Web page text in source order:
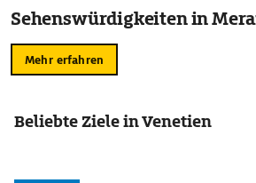
Sehenswürdigkeiten in
Mehr erfahren
Beliebte Ziele in Venetien